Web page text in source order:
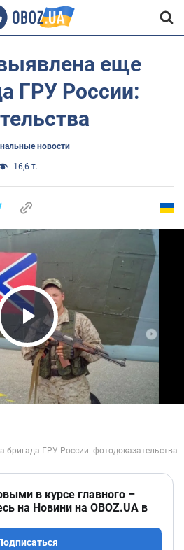
еще
ГРУ России:
новости
16,6 т.
Play Video
в курсе главного –
на Новини на OBOZ.UA в